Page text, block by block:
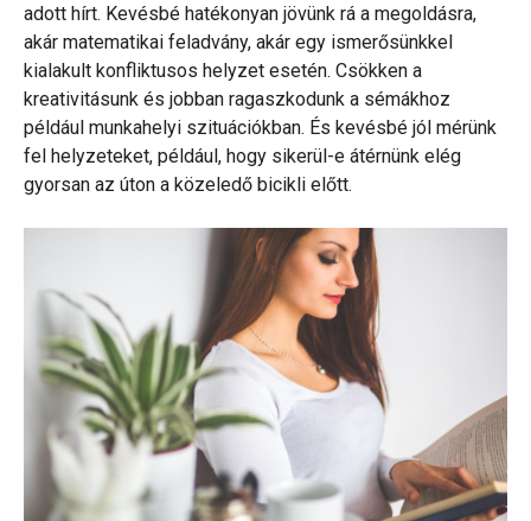
adott hírt. Kevésbé hatékonyan jövünk rá a megoldásra,
akár matematikai feladvány, akár egy ismerősünkkel
kialakult konfliktusos helyzet esetén. Csökken a
kreativitásunk és jobban ragaszkodunk a sémákhoz
például munkahelyi szituációkban. És kevésbé jól mérünk
fel helyzeteket, például, hogy sikerül-e átérnünk elég
gyorsan az úton a közeledő bicikli előtt.